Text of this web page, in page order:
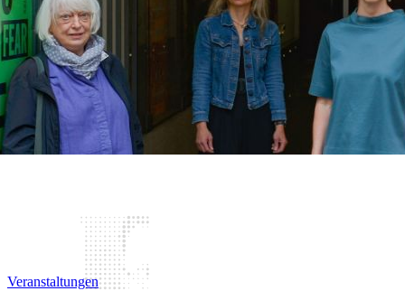
Veranstaltungen